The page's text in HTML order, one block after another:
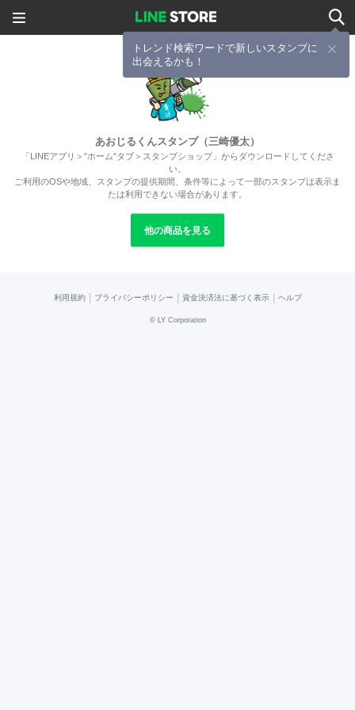
トレンド検索ワードで新しいスタンプに
出会えるかも！
あおじるくんスタンプ（三崎優太）
「LINEアプリ＞”ホーム”タブ＞スタンプショップ」からダウンロードしてくださ
い。
ご利用のOSや地域、スタンプの提供期間、条件等によって一部のスタンプは表示ま
たは利用できない場合があります。
他の商品を見る
利用規約 プライバシーポリシー 資金決済法に基づく表示 ヘルプ
© LY Corporation